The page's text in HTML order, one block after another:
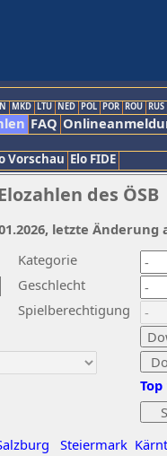
MKD LTU NED POL POR ROU RUS
FAQ
Vorschau Elo FIDE
des ÖSB
Kategorie
Geschlecht
Spielberechtigung
Steiermark
Top
letzte